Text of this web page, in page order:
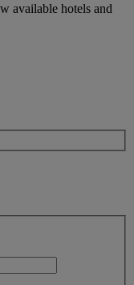
available hotels and